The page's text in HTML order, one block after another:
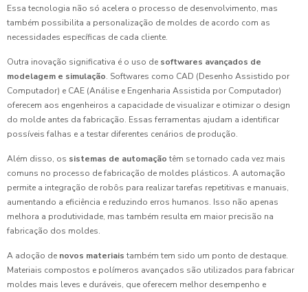
Essa tecnologia não só acelera o processo de desenvolvimento, mas
também possibilita a personalização de moldes de acordo com as
necessidades específicas de cada cliente.
Outra inovação significativa é o uso de softwares avançados de
modelagem e simulação. Softwares como CAD (Desenho Assistido por
Computador) e CAE (Análise e Engenharia Assistida por Computador)
oferecem aos engenheiros a capacidade de visualizar e otimizar o design
do molde antes da fabricação. Essas ferramentas ajudam a identificar
possíveis falhas e a testar diferentes cenários de produção.
Além disso, os sistemas de automação têm se tornado cada vez mais
comuns no processo de fabricação de moldes plásticos. A automação
permite a integração de robôs para realizar tarefas repetitivas e manuais,
aumentando a eficiência e reduzindo erros humanos. Isso não apenas
melhora a produtividade, mas também resulta em maior precisão na
fabricação dos moldes.
A adoção de novos materiais também tem sido um ponto de destaque.
Materiais compostos e polímeros avançados são utilizados para fabricar
moldes mais leves e duráveis, que oferecem melhor desempenho e